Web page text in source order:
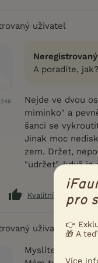
uživatel
A poradíte,
Nejde ve dvou
miminko" a
šanci se
Jinak moc
zem. Držet,
"udržet", když je
Kvalitní příspěvek
uživatel
Myslíte, že i
pro
👉
🎁 A
Více